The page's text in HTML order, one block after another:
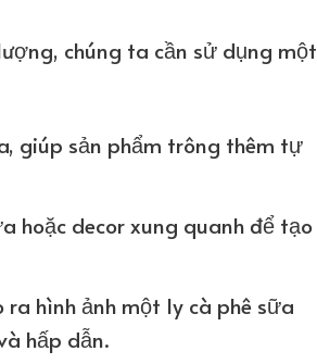
chúng ta cần sử dụng một
giúp sản phẩm trông thêm tự
hoặc decor xung quanh để tạo
hình ảnh một ly cà phê sữa
hấp dẫn.